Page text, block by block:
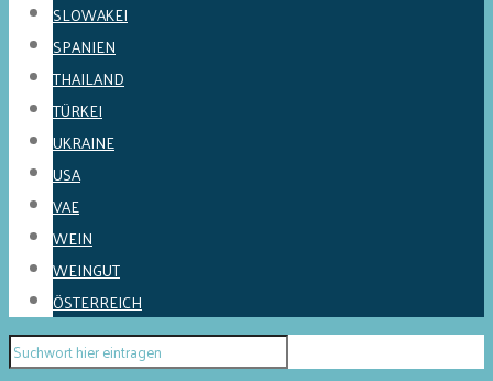
SLOWAKEI
SPANIEN
THAILAND
TÜRKEI
UKRAINE
USA
VAE
WEIN
WEINGUT
ÖSTERREICH